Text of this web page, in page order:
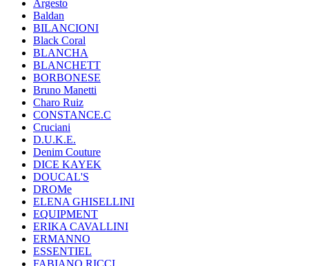
Argesto
Baldan
BILANCIONI
Black Coral
BLANCHA
BLANCHETT
BORBONESE
Bruno Manetti
Charo Ruiz
CONSTANCE.C
Cruciani
D.U.K.E.
Denim Couture
DICE KAYEK
DOUCAL'S
DROMe
ELENA GHISELLINI
EQUIPMENT
ERIKA CAVALLINI
ERMANNO
ESSENTIEL
FABIANO RICCI